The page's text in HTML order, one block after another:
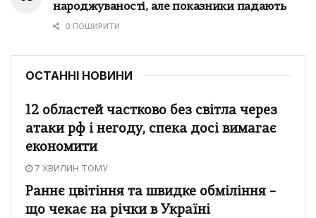
народжуваності, але показники падають
0 ПОШИРИТИ
ОСТАННІ НОВИНИ
12 областей частково без світла через
атаки рф і негоду, спека досі вимагає
економити
7 ХВИЛИН ТОМУ
Раннє цвітіння та швидке обміління –
що чекає на річки в Україні